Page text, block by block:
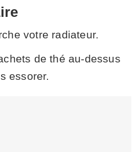
votre radiateur.
de thé au-dessus
essorer.